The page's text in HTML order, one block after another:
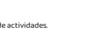
actividades.